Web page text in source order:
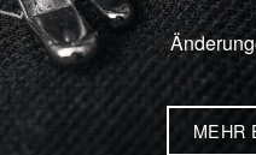
MEHR